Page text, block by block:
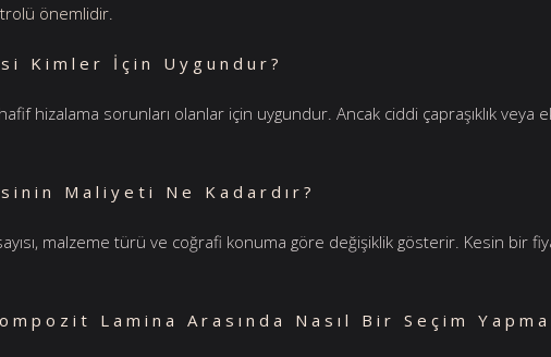
önemlidir.
Kimler İçin Uygundur?
hizalama sorunları olanlar için uygundur. Ancak ciddi çapraşıklık veya
Maliyeti Ne Kadardır?
malzeme türü ve coğrafi konuma göre değişiklik gösterir. Kesin bir
Lamina Arasında Nasıl Bir Seçim